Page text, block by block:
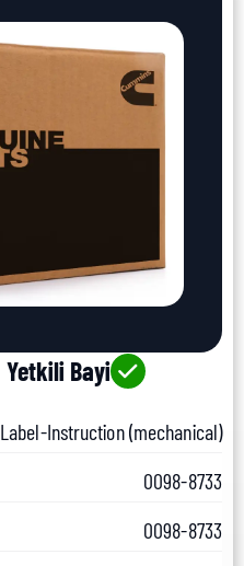
Yetkili Bayi
Label-Instruction (mechanical)
0098-8733
0098-8733